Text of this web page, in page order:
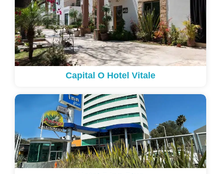
Capital O Hotel Vitale